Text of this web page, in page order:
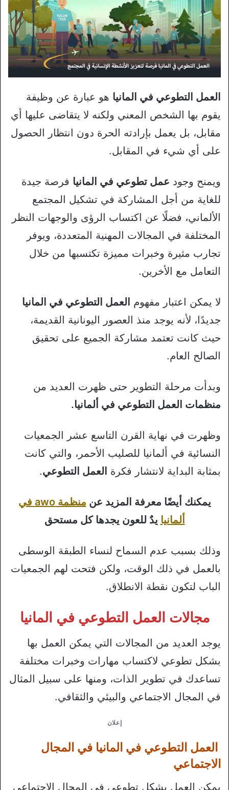
العمل التطوعي في المانيا هو عبارة عن وظيفة
يقوم بها الشخص المعني ولكنه لا يتقاضى عليها أي
مقابل، بل يعمل بإرادته الحرة دون انتظار الحصول
على أي شيء في المقابل.
ويمنح وجود عمل تطوعي في المانيا فرصة جيدة
للغاية من أجل المشاركة في تشكيل المجتمع
الألماني، فضلًا عن اكتساب الرؤى والوجهات النظر
المختلفة في المجالات المهنية المتعددة، ويوفر
تجارب مثيرة وخبرات مميزة تكتسبها من خلال
التعامل مع الأخرين.
لا يمكن اعتبار مفهوم العمل التطوعي في المانيا
جديدًا، لأنه يوجد منذ العصور اليونانية القديمة،
حيث كانت تعتمد مشاركة الجميع على تحقيق
الصالح العام.
وبدأت مرحلة التطوير حتى ظهرت العديد من
منظمات العمل التطوعي في ألمانيا.
وظهرت في نهاية القرن التاسع عشر الجمعيات
النسائية في ألمانيا للصليب الأحمر، والتي كانت
بمثابة البداية لانتشار فكرة العمل التطوعي.
يمكنك أيضًا معرفة المزيد عن
منظمة awo في
ألمانيا يدٌ للعون يجدها كل مستحق
وذلك بسبب عدم السماح لنساء الطبقة الوسطى
بالعمل في ذلك الوقت، ولكن فتحت لهم الجمعيات
الباب لتكون نقطة الانطلاق.
مجالات العمل التطوعي في المانيا
يوجد العديد من المجالات التي يمكن العمل بها
بشكل تطوعي لاكتساب مهارات وخبرات مختلفة
تساعدك في تطوير الذات، ومنها على سبيل المثال
في المجال الاجتماعي والبيئي والثقافي.
إعلان
العمل التطوعي في المانيا في المجال
الاجتماعي
يمكن العمل بشكل تطوعي في المجال الاجتماعي